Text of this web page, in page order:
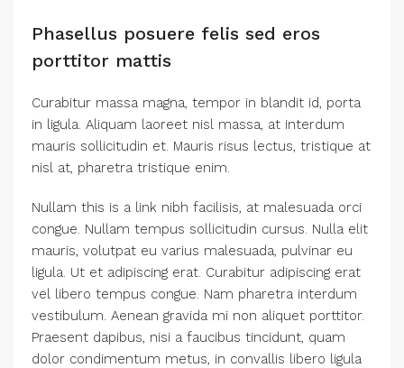
Phasellus posuere felis sed eros
porttitor mattis
Curabitur massa magna, tempor in blandit id, porta
in ligula. Aliquam laoreet nisl massa, at interdum
mauris sollicitudin et. Mauris risus lectus, tristique at
nisl at, pharetra tristique enim.
Nullam this is a link nibh facilisis, at malesuada orci
congue. Nullam tempus sollicitudin cursus. Nulla elit
mauris, volutpat eu varius malesuada, pulvinar eu
ligula. Ut et adipiscing erat. Curabitur adipiscing erat
vel libero tempus congue. Nam pharetra interdum
vestibulum. Aenean gravida mi non aliquet porttitor.
Praesent dapibus, nisi a faucibus tincidunt, quam
dolor condimentum metus, in convallis libero ligula